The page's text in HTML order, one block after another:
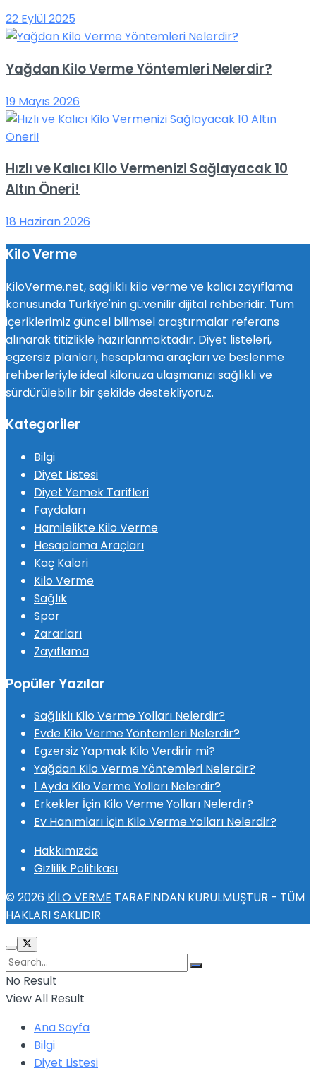
22 Eylül 2025
Yağdan Kilo Verme Yöntemleri Nelerdir?
19 Mayıs 2026
Hızlı ve Kalıcı Kilo Vermenizi Sağlayacak 10
Altın Öneri!
18 Haziran 2026
Kilo Verme
KiloVerme.net, sağlıklı kilo verme ve kalıcı zayıflama
konusunda Türkiye'nin güvenilir dijital rehberidir. Tüm
içeriklerimiz güncel bilimsel araştırmalar referans
alınarak titizlikle hazırlanmaktadır. Diyet listeleri,
egzersiz planları, hesaplama araçları ve beslenme
rehberleriyle ideal kilonuza ulaşmanızı sağlıklı ve
sürdürülebilir bir şekilde destekliyoruz.
Kategoriler
Bilgi
Diyet Listesi
Diyet Yemek Tarifleri
Faydaları
Hamilelikte Kilo Verme
Hesaplama Araçları
Kaç Kalori
Kilo Verme
Sağlık
Spor
Zararları
Zayıflama
Popüler Yazılar
Sağlıklı Kilo Verme Yolları Nelerdir?
Evde Kilo Verme Yöntemleri Nelerdir?
Egzersiz Yapmak Kilo Verdirir mi?
Yağdan Kilo Verme Yöntemleri Nelerdir?
1 Ayda Kilo Verme Yolları Nelerdir?
Erkekler İçin Kilo Verme Yolları Nelerdir?
Ev Hanımları İçin Kilo Verme Yolları Nelerdir?
Hakkımızda
Gizlilik Politikası
© 2026 KİLO VERME TARAFINDAN KURULMUŞTUR - TÜM
HAKLARI SAKLIDIR
No Result
View All Result
Ana Sayfa
Bilgi
Diyet Listesi